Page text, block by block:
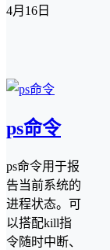
4月16日
ps命令
ps命令用于报
告当前系统的
进程状态。可
以搭配kill指
令随时中断、